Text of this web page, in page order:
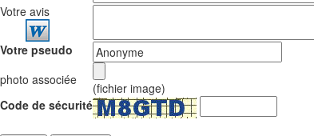
Votre avis
Votre pseudo
photo associée
(fichier image)
Code de sécurité